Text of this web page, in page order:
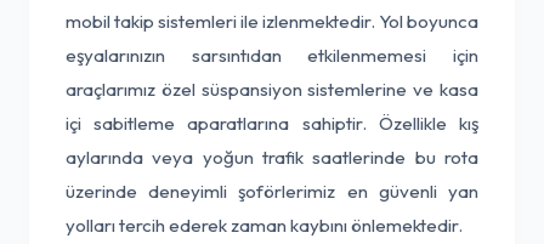
mobil takip sistemleri ile izlenmektedir. Yol boyunca
eşyalarınızın sarsıntıdan etkilenmemesi için
araçlarımız özel süspansiyon sistemlerine ve kasa
içi sabitleme aparatlarına sahiptir. Özellikle kış
aylarında veya yoğun trafik saatlerinde bu rota
üzerinde deneyimli şoförlerimiz en güvenli yan
yolları tercih ederek zaman kaybını önlemektedir.